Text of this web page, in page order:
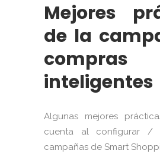
Mejores
de la
compras
inteligentes
Algunas mejores
cuenta al configurar /
campañas de Smart